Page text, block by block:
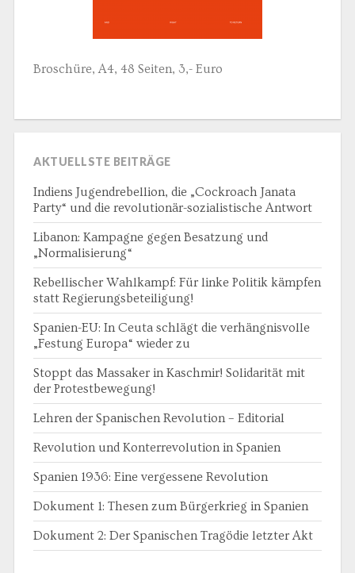
Broschüre, A4, 48 Seiten, 3,- Euro
AKTUELLSTE BEITRÄGE
Indiens Jugendrebellion, die „Cockroach Janata
Party“ und die revolutionär-sozialistische Antwort
Libanon: Kampagne gegen Besatzung und
„Normalisierung“
Rebellischer Wahlkampf: Für linke Politik kämpfen
statt Regierungsbeteiligung!
Spanien-EU: In Ceuta schlägt die verhängnisvolle
„Festung Europa“ wieder zu
Stoppt das Massaker in Kaschmir! Solidarität mit
der Protestbewegung!
Lehren der Spanischen Revolution – Editorial
Revolution und Konterrevolution in Spanien
Spanien 1936: Eine vergessene Revolution
Dokument 1: Thesen zum Bürgerkrieg in Spanien
Dokument 2: Der Spanischen Tragödie letzter Akt